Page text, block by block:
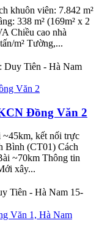
khuôn viên: 7.842 m²
338 m² (169m² x 2
Chiều cao nhà
m² Tường,...
Duy Tiên - Hà Nam
Đồng Văn 2
kết nối trực
Bình (CT01) Cách
~70km Thông tin
xây...
Tiên - Hà Nam 15-